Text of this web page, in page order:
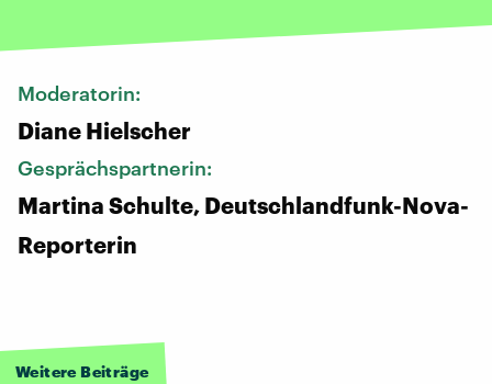
Moderatorin:
Diane Hielscher
Gesprächspartnerin:
Martina Schulte, Deutschlandfunk-Nova-
Reporterin
Weitere Beiträge